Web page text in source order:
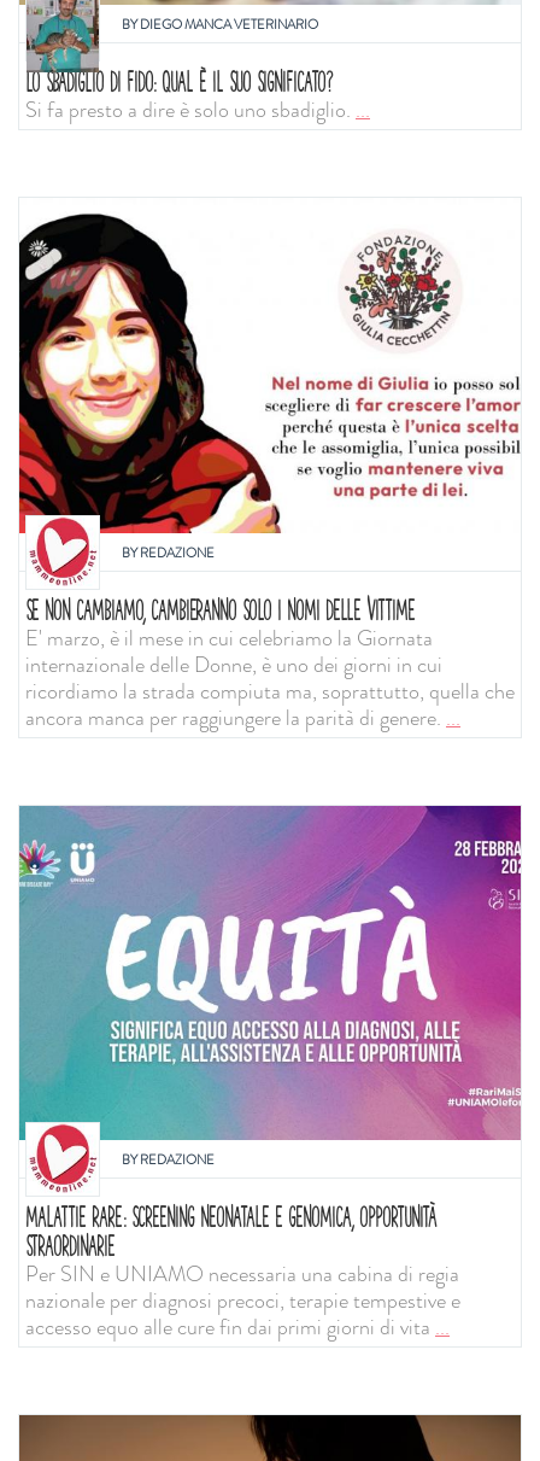
BYDIEGO MANCA VETERINARIO
LO SBADIGLIO DI FIDO: QUAL È IL SUO SIGNIFICATO?
Si fa presto a dire è solo uno sbadiglio....
BYREDAZIONE
SE NON CAMBIAMO, CAMBIERANNO SOLO I NOMI DELLE VITTIME
E' marzo, è il mese in cui celebriamo la Giornata
internazionale delle Donne, è uno dei giorni in cui
ricordiamo la strada compiuta ma, soprattutto, quella che
ancora manca per raggiungere la parità di genere. ...
BYREDAZIONE
MALATTIE RARE: SCREENING NEONATALE E GENOMICA, OPPORTUNITÀ
STRAORDINARIE
Per SIN e UNIAMO necessaria una cabina di regia
nazionale per diagnosi precoci, terapie tempestive e
accesso equo alle cure fin dai primi giorni di vita ...